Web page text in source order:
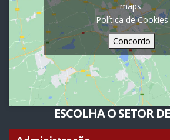
maps
Política de Cookies
Concordo
ESCOLHA O SETOR